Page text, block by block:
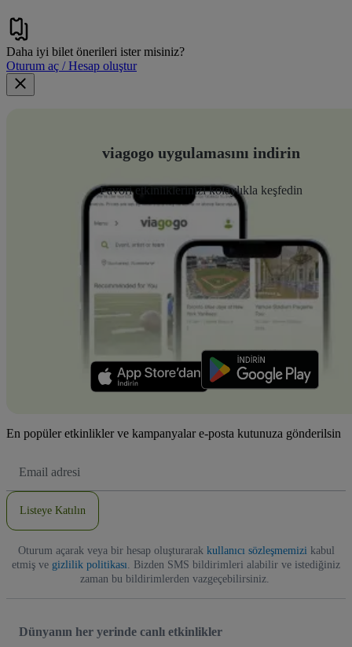
Daha iyi bilet önerileri ister misiniz?
Oturum aç / Hesap oluştur
viagogo uygulamasını indirin
Favori etkinliklerinizi kolaylıkla keşfedin
En popüler etkinlikler ve kampanyalar e-posta kutunuza gönderilsin
posta
Listeye Katılın
Oturum açarak veya bir hesap oluşturarak kullanıcı sözleşmemizikabul
etmiş ve gizlilik politikası. Bizden SMS bildirimleri alabilir ve istediğiniz
zaman bu bildirimlerden vazgeçebilirsiniz.
Dünyanın her yerinde canlı etkinlikler